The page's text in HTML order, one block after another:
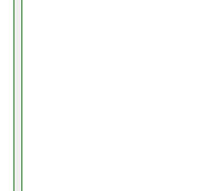
Gratis registra il tuo